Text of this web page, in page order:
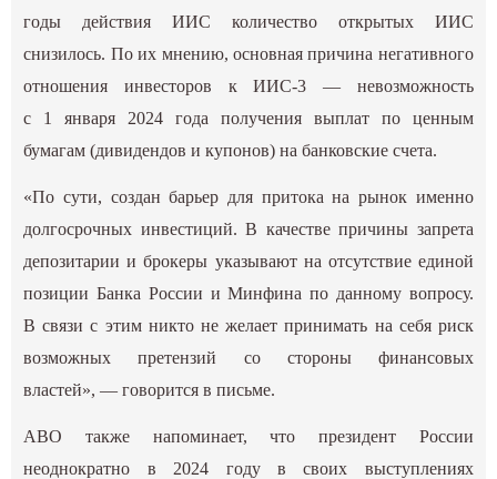
годы действия ИИС количество открытых ИИС
снизилось. По их мнению, основная причина негативного
отношения инвесторов к ИИС-3 — невозможность
с 1 января 2024 года получения выплат по ценным
бумагам (дивидендов и купонов) на банковские счета.
«По сути, создан барьер для притока на рынок именно
долгосрочных инвестиций. В качестве причины запрета
депозитарии и брокеры указывают на отсутствие единой
позиции Банка России и Минфина по данному вопросу.
В связи с этим никто не желает принимать на себя риск
возможных претензий со стороны финансовых
властей», — говорится в письме.
АВО также напоминает, что президент России
неоднократно в 2024 году в своих выступлениях